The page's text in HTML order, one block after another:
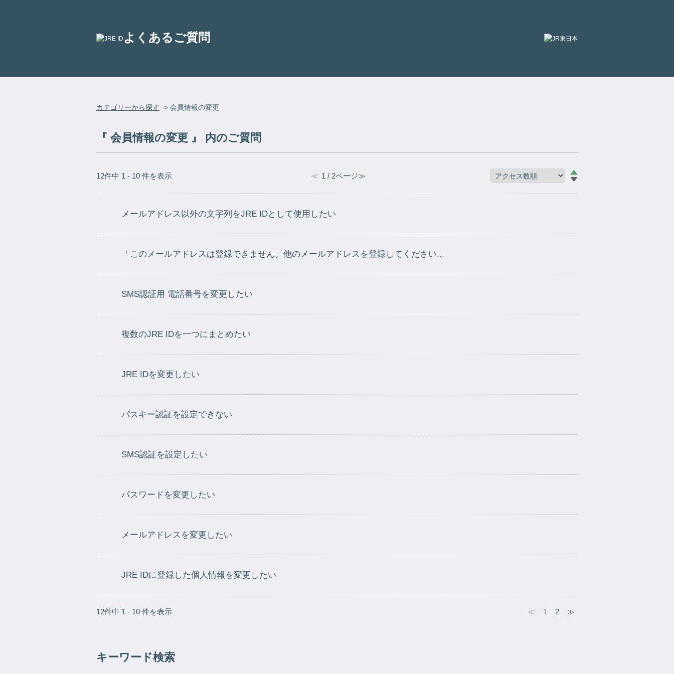
よくあるご質問
ウ
カテゴリーから探す > 会員情報の変更
『 会員情報の変更 』 内のご質問
12件中 1 - 10 件を表示 ≪ 1 / 2ページ≫
メールアドレス以外の文字列をJRE IDとして使用したい
「このメールアドレスは登録できません。他のメールアドレスを登録してください...
SMS認証用 電話番号を変更したい
複数のJRE IDを一つにまとめたい
JRE IDを変更したい
パスキー認証を設定できない
SMS認証を設定したい
パスワードを変更したい
メールアドレスを変更したい
JRE IDに登録した個人情報を変更したい
12件中 1 - 10 件を表示 ≪ 1 2 ≫
キーワード検索